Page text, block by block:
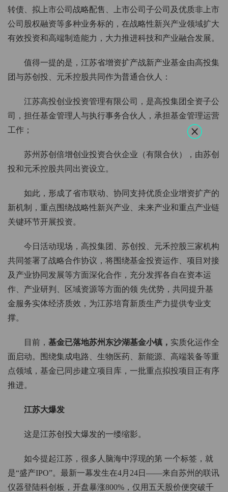
转债、拟上市公司战略配售、上市公司子公司及优质非上市
公司股权融资等多种业务标的，在战略性新兴产业领域扩大
有效投资和高端制造能力，大力推进科技和产业融合发展。
值得一提的是，江苏省增资扩产战新产业基金由高投集
团与苏创投、元禾控股共同作为普通合伙人：
江苏高投创业投资管理有限公司，是高投集团全资子公
司，担任基金管理人与执行事务合伙人，承担基金管理运营
工作；
苏州苏创倍增创业投资合伙企业（有限合伙），由苏创
投和元禾控股共同出资设立。
如此，形成了省市联动、协同支持优质企业增资扩产的
新机制，重点围绕战略性新兴产业、未来产业和重点产业链
关键环节开展投资。
今日活动现场，高投集团、苏创投、元禾控股三家机构
共同签署了战略合作协议，将围绕基金投资运作、项目对接
及产业协同发展等方面深化合作，充分发挥各自在资本运
作、产业研判、区域资源等方面的领 先优势，共同提升基
金服务实体经济质效，为江苏培育新质生产力提供专业支
撑。
目前， 基金已落地苏州东沙湖基金小镇， 实质化运作全
面启动。围绕集成电路、生物医药、新能源、高端装备等重
点领域，基金已同步建立项目库，一批重点拟投项目正有序
推进。
江苏大爆发
这是江苏创投大爆发的一缕缩影。
如今提起江苏，很多人脑海中浮现的第 一个标签，就
是“盛产IPO”。最新一幕发生在4月24日——来自苏州的联讯
仪器登陆科创板，开盘暴涨800%，仅用五天股价便突破千